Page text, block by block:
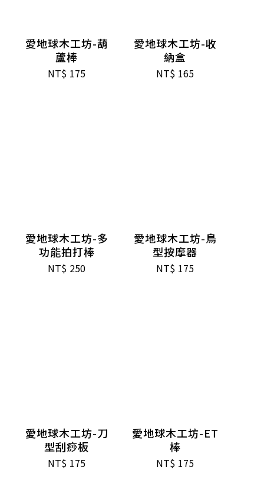
愛地球木工坊-葫
蘆棒
NT$ 175
愛地球木工坊-收
納盒
NT$ 165
愛地球木工坊-多
功能拍打棒
NT$ 250
愛地球木工坊-鳥
型按摩器
NT$ 175
愛地球木工坊-刀
型刮痧板
NT$ 175
愛地球木工坊-ET
棒
NT$ 175